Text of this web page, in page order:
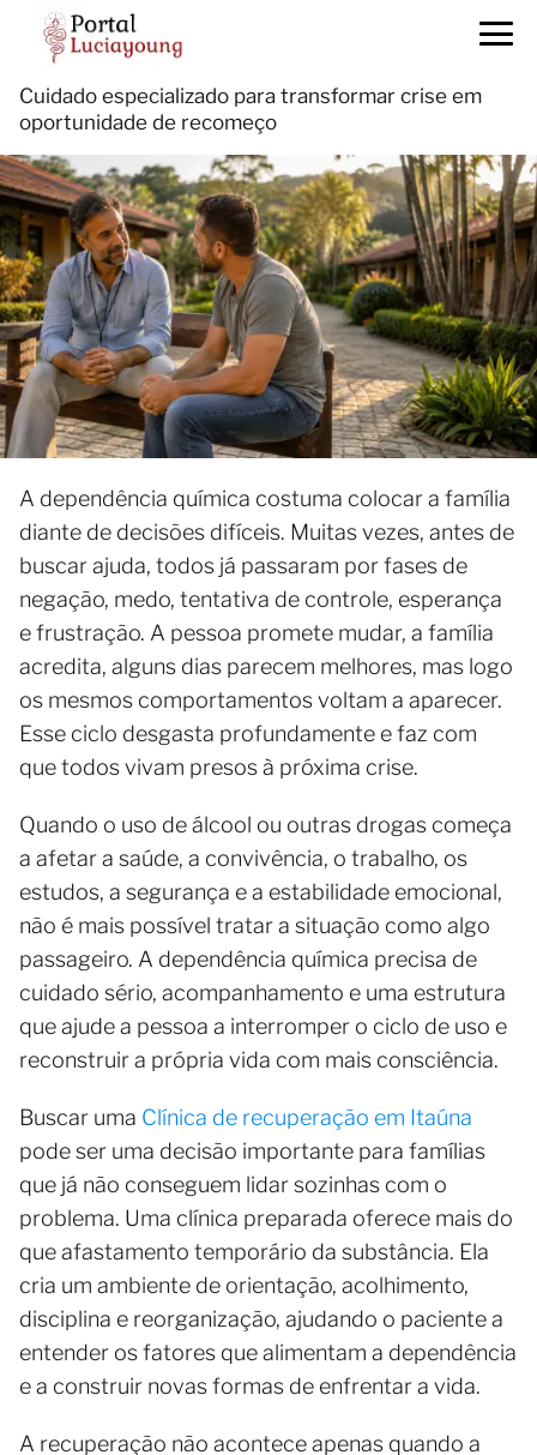
Cuidado especializado para transformar crise em
oportunidade de recomeço
A dependência química costuma colocar a família
diante de decisões difíceis. Muitas vezes, antes de
buscar ajuda, todos já passaram por fases de
negação, medo, tentativa de controle, esperança
e frustração. A pessoa promete mudar, a família
acredita, alguns dias parecem melhores, mas logo
os mesmos comportamentos voltam a aparecer.
Esse ciclo desgasta profundamente e faz com
que todos vivam presos à próxima crise.
Quando o uso de álcool ou outras drogas começa
a afetar a saúde, a convivência, o trabalho, os
estudos, a segurança e a estabilidade emocional,
não é mais possível tratar a situação como algo
passageiro. A dependência química precisa de
cuidado sério, acompanhamento e uma estrutura
que ajude a pessoa a interromper o ciclo de uso e
reconstruir a própria vida com mais consciência.
Buscar uma Clínica de recuperação em Itaúna
pode ser uma decisão importante para famílias
que já não conseguem lidar sozinhas com o
problema. Uma clínica preparada oferece mais do
que afastamento temporário da substância. Ela
cria um ambiente de orientação, acolhimento,
disciplina e reorganização, ajudando o paciente a
entender os fatores que alimentam a dependência
e a construir novas formas de enfrentar a vida.
A recuperação não acontece apenas quando a